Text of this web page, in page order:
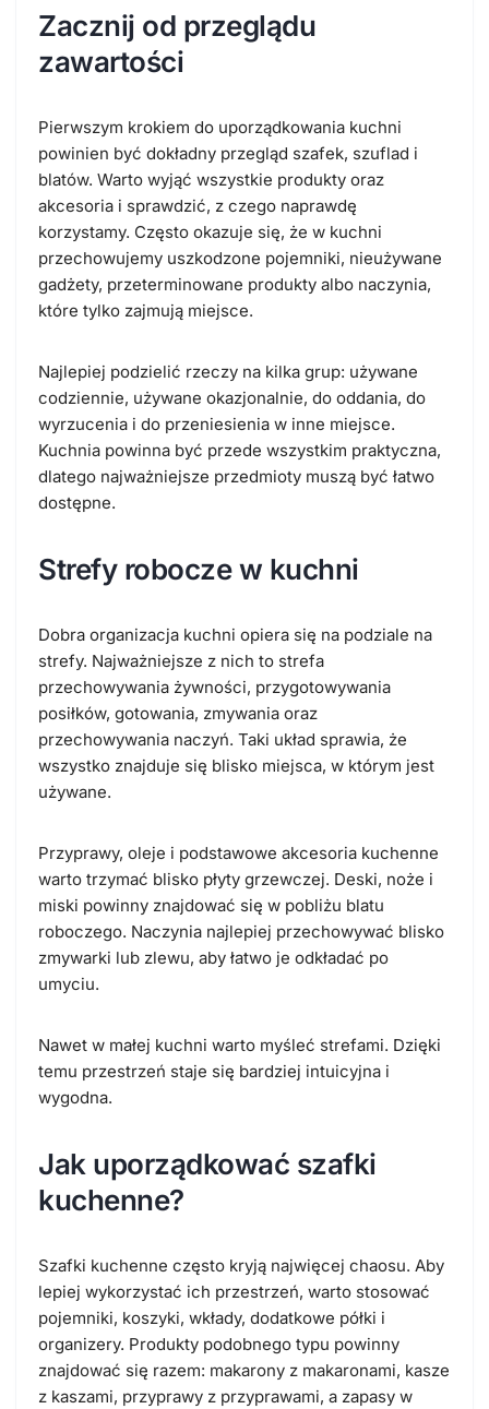
Zacznij od przeglądu
zawartości
Pierwszym krokiem do uporządkowania kuchni
powinien być dokładny przegląd szafek, szuflad i
blatów. Warto wyjąć wszystkie produkty oraz
akcesoria i sprawdzić, z czego naprawdę
korzystamy. Często okazuje się, że w kuchni
przechowujemy uszkodzone pojemniki, nieużywane
gadżety, przeterminowane produkty albo naczynia,
które tylko zajmują miejsce.
Najlepiej podzielić rzeczy na kilka grup: używane
codziennie, używane okazjonalnie, do oddania, do
wyrzucenia i do przeniesienia w inne miejsce.
Kuchnia powinna być przede wszystkim praktyczna,
dlatego najważniejsze przedmioty muszą być łatwo
dostępne.
Strefy robocze w kuchni
Dobra organizacja kuchni opiera się na podziale na
strefy. Najważniejsze z nich to strefa
przechowywania żywności, przygotowywania
posiłków, gotowania, zmywania oraz
przechowywania naczyń. Taki układ sprawia, że
wszystko znajduje się blisko miejsca, w którym jest
używane.
Przyprawy, oleje i podstawowe akcesoria kuchenne
warto trzymać blisko płyty grzewczej. Deski, noże i
miski powinny znajdować się w pobliżu blatu
roboczego. Naczynia najlepiej przechowywać blisko
zmywarki lub zlewu, aby łatwo je odkładać po
umyciu.
Nawet w małej kuchni warto myśleć strefami. Dzięki
temu przestrzeń staje się bardziej intuicyjna i
wygodna.
Jak uporządkować szafki
kuchenne?
Szafki kuchenne często kryją najwięcej chaosu. Aby
lepiej wykorzystać ich przestrzeń, warto stosować
pojemniki, koszyki, wkłady, dodatkowe półki i
organizery. Produkty podobnego typu powinny
znajdować się razem: makarony z makaronami, kasze
z kaszami, przyprawy z przyprawami, a zapasy w